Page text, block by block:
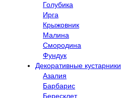
Голубика
Ирга
Крыжовник
Малина
Смородина
Фундук
Декоративные кустарники
Азалия
Барбарис
Бересклет